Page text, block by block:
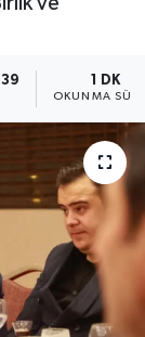
1 DK
OKUNMA